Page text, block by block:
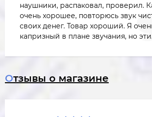
наушники, распаковал, проверил.
очень хорошее, повторюсь звук
своих денег. Товар хороший. Я
капризный в плане звучания, но
Отзывы о магазине